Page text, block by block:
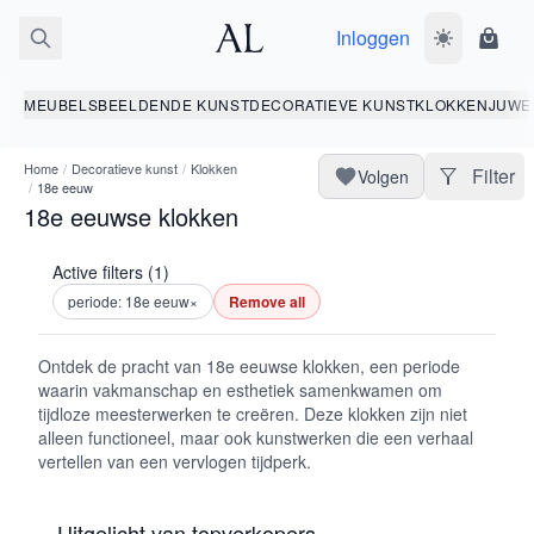
Inloggen Wissel
MEUBELSBEELDENDE KUNSTDECORATIEVE KUNSTKLOKKEN
Home / Decoratieve kunst / Klokken
/ 18e eeuw
18e eeuwse klokken
Volgen Filter
Active filters (1)
periode: 18e eeuw× Remove all
Ontdek de pracht van 18e eeuwse klokken, een periode
waarin vakmanschap en esthetiek samenkwamen om
tijdloze meesterwerken te creëren. Deze klokken zijn niet
alleen functioneel, maar ook kunstwerken die een verhaal
vertellen van een vervlogen tijdperk.